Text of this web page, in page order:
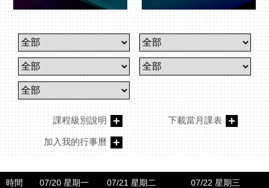
課程級別說明 下載當月課表
加入我的行事曆
時間 07/20 星期一 07/21 星期二 07/22 星期三